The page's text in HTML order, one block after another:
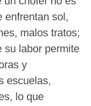
enfrentan sol,
malos tratos;
su labor permite
y
escuelas,
lo que